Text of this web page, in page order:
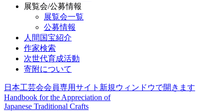
展覧会/公募情報
展覧会一覧
公募情報
人間国宝紹介
作家検索
次世代育成活動
寄附について
日本工芸会会員専用サイト 新規ウィンドウで開きます
Handbook for the Appreciation of
Japanese Traditional Crafts